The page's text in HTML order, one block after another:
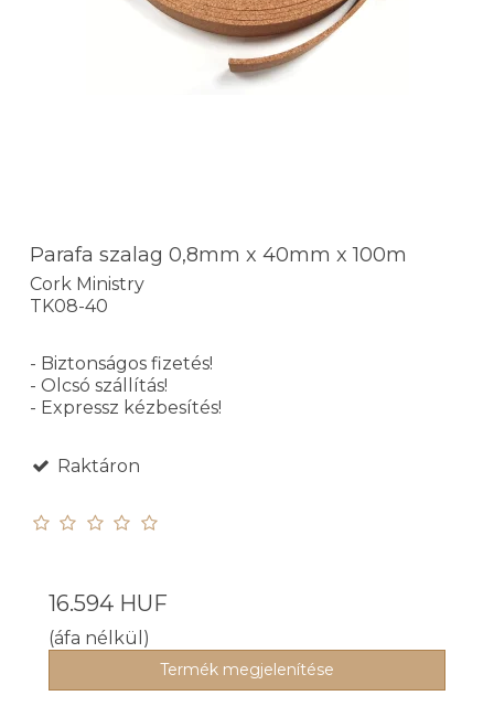
Parafa szalag 0,8mm x 40mm x 100m
Cork Ministry
TK08-40
- Biztonságos fizetés!
- Olcsó szállítás!
- Expressz kézbesítés!
Raktáron
16.594 HUF
(áfa nélkül)
Termék megjelenítése